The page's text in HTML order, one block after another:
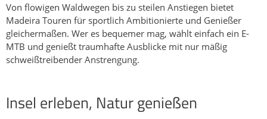
Von flowigen Waldwegen bis zu steilen Anstiegen bietet
Madeira Touren für sportlich Ambitionierte und Genießer
gleichermaßen. Wer es bequemer mag, wählt einfach ein E-
MTB und genießt traumhafte Ausblicke mit nur mäßig
schweißtreibender Anstrengung.
Insel erleben, Natur genießen